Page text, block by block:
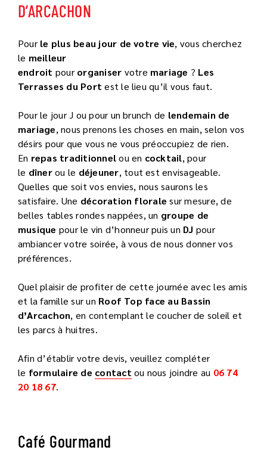
D’ARCACHON
Pour le plus beau jour de votre vie, vous cherchez
le meilleur
endroit pour organiser votre mariage ? Les
Terrasses du Port est le lieu qu’il vous faut.
Pour le jour J ou pour un brunch de lendemain de
mariage, nous prenons les choses en main, selon vos
désirs pour que vous ne vous préoccupiez de rien.
En repas traditionnelou en cocktail, pour
le dînerou le déjeuner, tout est envisageable.
Quelles que soit vos envies, nous saurons les
satisfaire. Une décoration florale sur mesure, de
belles tables rondes nappées, un groupe de
musique pour le vin d’honneur puis un DJ pour
ambiancer votre soirée, à vous de nous donner vos
préférences.
Quel plaisir de profiter de cette journée avec les amis
et la famille sur un Roof Top face au Bassin
d’Arcachon, en contemplant le coucher de soleil et
les parcs à huitres.
Afin d’établir votre devis, veuillez compléter
le formulaire de contact ou nous joindre au 06 74
20 18 67.
Café Gourmand